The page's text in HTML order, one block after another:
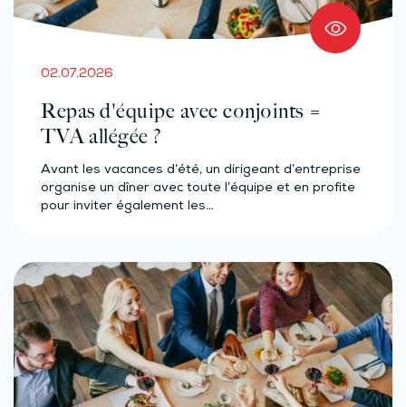
02.07.2026
Repas d'équipe avec conjoints =
TVA allégée ?
Avant les vacances d’été, un dirigeant d’entreprise
organise un dîner avec toute l’équipe et en profite
pour inviter également les…